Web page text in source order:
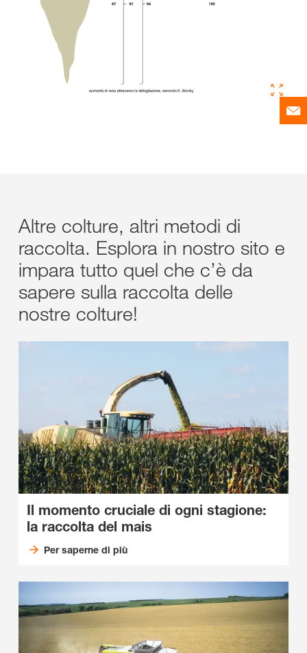
Altre colture, altri metodi di
raccolta. Esplora in nostro sito e
impara tutto quel che c’è da
sapere sulla raccolta delle
nostre colture!
Il momento cruciale di ogni stagione:
la raccolta del mais
Per saperne di più